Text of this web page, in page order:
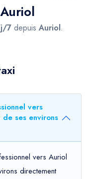
7 depuis Auriol.
vers
ses environs
vers Auriol
directement